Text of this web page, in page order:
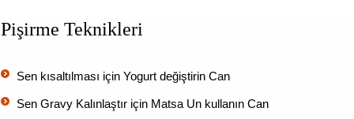
Pişirme Teknikleri
Sen kısaltılması için Yogurt değiştirin Can
Sen Gravy Kalınlaştır için Matsa Un kullanın Can